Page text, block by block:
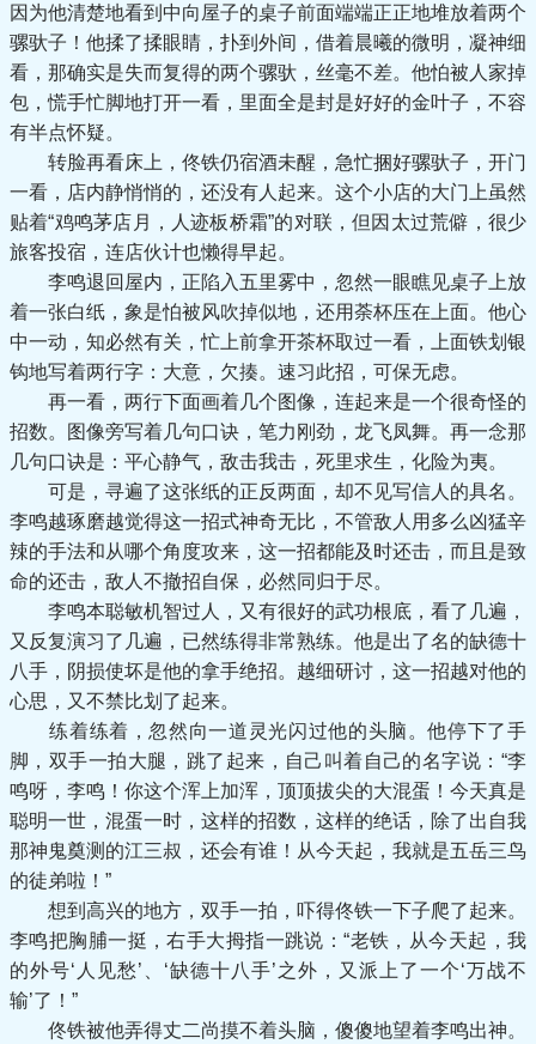
因为他清楚地看到中向屋子的桌子前面端端正正地堆放着两个
骡驮子！他揉了揉眼睛，扑到外间，借着晨曦的微明，凝神细
看，那确实是失而复得的两个骡驮，丝毫不差。他怕被人家掉
包，慌手忙脚地打开一看，里面全是封是好好的金叶子，不容
有半点怀疑。
转脸再看床上，佟铁仍宿酒未醒，急忙捆好骡驮子，开门
一看，店内静悄悄的，还没有人起来。这个小店的大门上虽然
贴着“鸡鸣茅店月，人迹板桥霜”的对联，但因太过荒僻，很少
旅客投宿，连店伙计也懒得早起。
李鸣退回屋内，正陷入五里雾中，忽然一眼瞧见桌子上放
着一张白纸，象是怕被风吹掉似地，还用荼杯压在上面。他心
中一动，知必然有关，忙上前拿开茶杯取过一看，上面铁划银
钩地写着两行字：大意，欠揍。速习此招，可保无虑。
再一看，两行下面画着几个图像，连起来是一个很奇怪的
招数。图像旁写着几句口诀，笔力刚劲，龙飞凤舞。再一念那
几句口诀是：平心静气，敌击我击，死里求生，化险为夷。
可是，寻遍了这张纸的正反两面，却不见写信人的具名。
李鸣越琢磨越觉得这一招式神奇无比，不管敌人用多么凶猛辛
辣的手法和从哪个角度攻来，这一招都能及时还击，而且是致
命的还击，敌人不撤招自保，必然同归于尽。
李鸣本聪敏机智过人，又有很好的武功根底，看了几遍，
又反复演习了几遍，已然练得非常熟练。他是出了名的缺德十
八手，阴损使坏是他的拿手绝招。越细研讨，这一招越对他的
心思，又不禁比划了起来。
练着练着，忽然向一道灵光闪过他的头脑。他停下了手
脚，双手一拍大腿，跳了起来，自己叫着自己的名字说：“李
鸣呀，李鸣！你这个浑上加浑，顶顶拔尖的大混蛋！今天真是
聪明一世，混蛋一时，这样的招数，这样的绝话，除了出自我
那神鬼奠测的江三叔，还会有谁！从今天起，我就是五岳三鸟
的徒弟啦！”
想到高兴的地方，双手一拍，吓得佟铁一下子爬了起来。
李鸣把胸脯一挺，右手大拇指一跳说：“老铁，从今天起，我
的外号‘人见愁’、‘缺德十八手’之外，又派上了一个‘万战不
输’了！”
佟铁被他弄得丈二尚摸不着头脑，傻傻地望着李鸣出神。